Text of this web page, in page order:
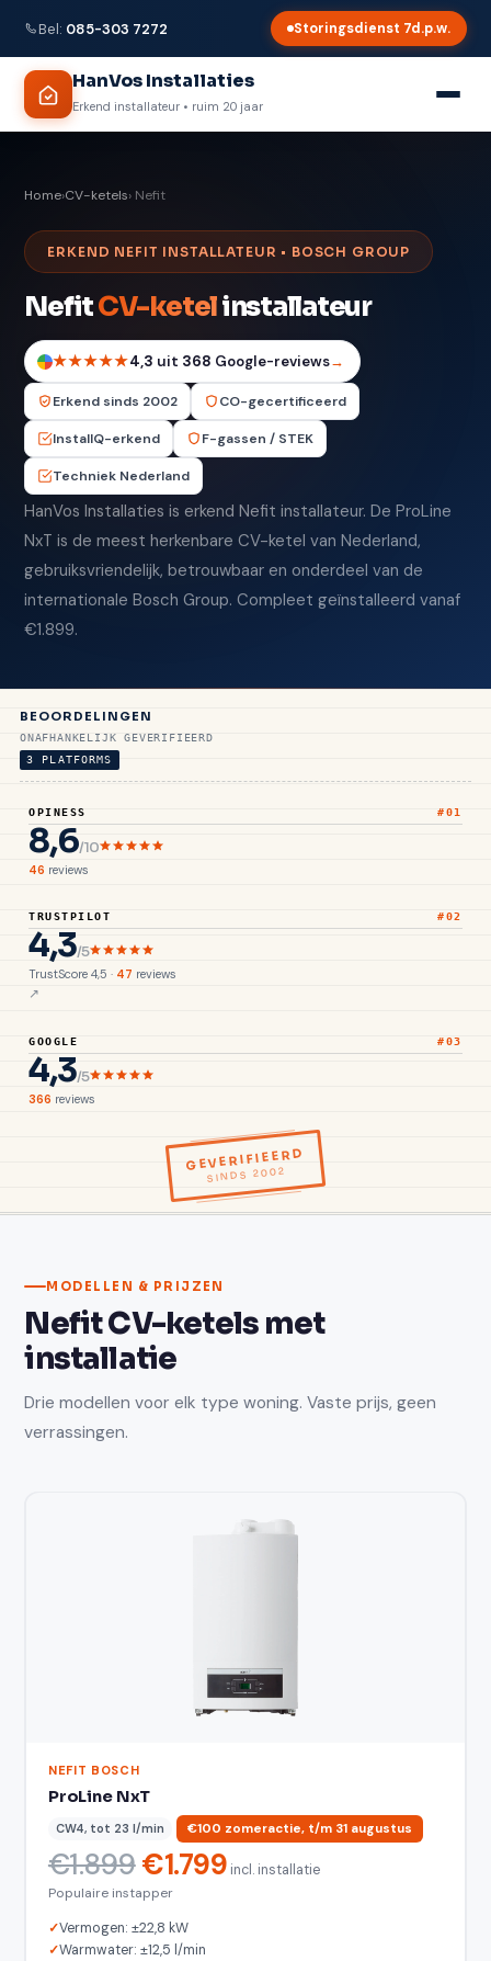
Bel: 085-303 7272 Storingsdienst 7d.p.w.
HanVos Installaties
Erkend installateur • ruim 20 jaar
Home›CV-ketels› Nefit
ERKEND NEFIT INSTALLATEUR • BOSCH GROUP
NefitCV-ketelinstallateur
★★★★★4,3 uit 368 Google-reviews→
Erkend sinds 2002 CO-gecertificeerd
InstallQ-erkend F-gassen / STEK
Techniek Nederland
HanVos Installaties is erkend Nefit installateur. DeProLine
NxT is de meest herkenbare CV-ketel van Nederland,
gebruiksvriendelijk, betrouwbaar en onderdeel van de
internationale Bosch Group. Compleet geïnstalleerd vanaf
€1.899.
BEOORDELINGEN
ONAFHANKELIJK GEVERIFIEERD
3 PLATFORMS
OPINESS #01
8,6/10
46 reviews
TRUSTPILOT #02
4,3/5
TrustScore 4,5 · 47 reviews
GOOGLE #03
4,3/5
366 reviews
GEVERIFIEERD
SINDS 2002
MODELLEN & PRIJZEN
Nefit CV-ketels met
installatie
Drie modellen voor elk type woning. Vaste prijs, geen
verrassingen.
NEFIT BOSCH
ProLine NxT
CW4, tot 23 l/min €100 zomeractie, t/m 31 augustus
€1.899€1.799 incl. installatie
Populaire instapper
Vermogen: ±22,8 kW
Warmwater: ±12,5 l/min